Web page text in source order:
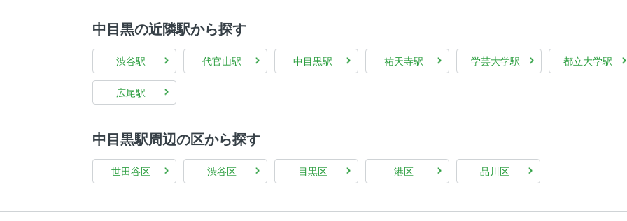
中目黒の近隣駅から探す
渋谷駅 代官山駅 中目黒駅 祐天寺駅 学芸大学駅 都立大学駅
広尾駅
中目黒駅周辺の区から探す
世田谷区 渋谷区 目黒区 港区 品川区